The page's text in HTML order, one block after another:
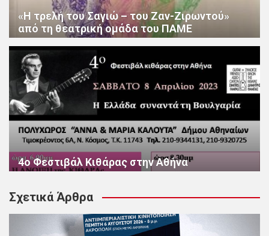
«Η τρελή του Σαγιώ – του Ζαν-Ζιρωντού»
από τη θεατρική ομάδα του ΠΑΜΕ
4ο Φεστιβάλ Κιθάρας στην Αθήνα
Σχετικά Άρθρα